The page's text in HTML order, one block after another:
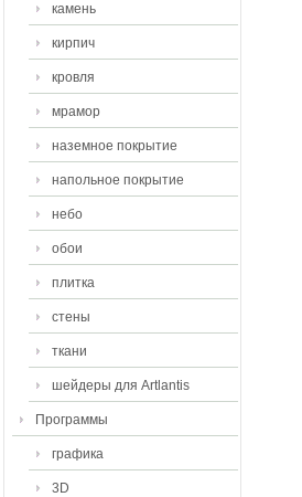
камень
кирпич
кровля
мрамор
наземное покрытие
напольное покрытие
небо
обои
плитка
стены
ткани
шейдеры для Artlantis
Программы
графика
3D